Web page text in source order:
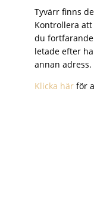
Tyvärr finns
Kontrollera
du
letade efter
annan adress.
Klicka här för